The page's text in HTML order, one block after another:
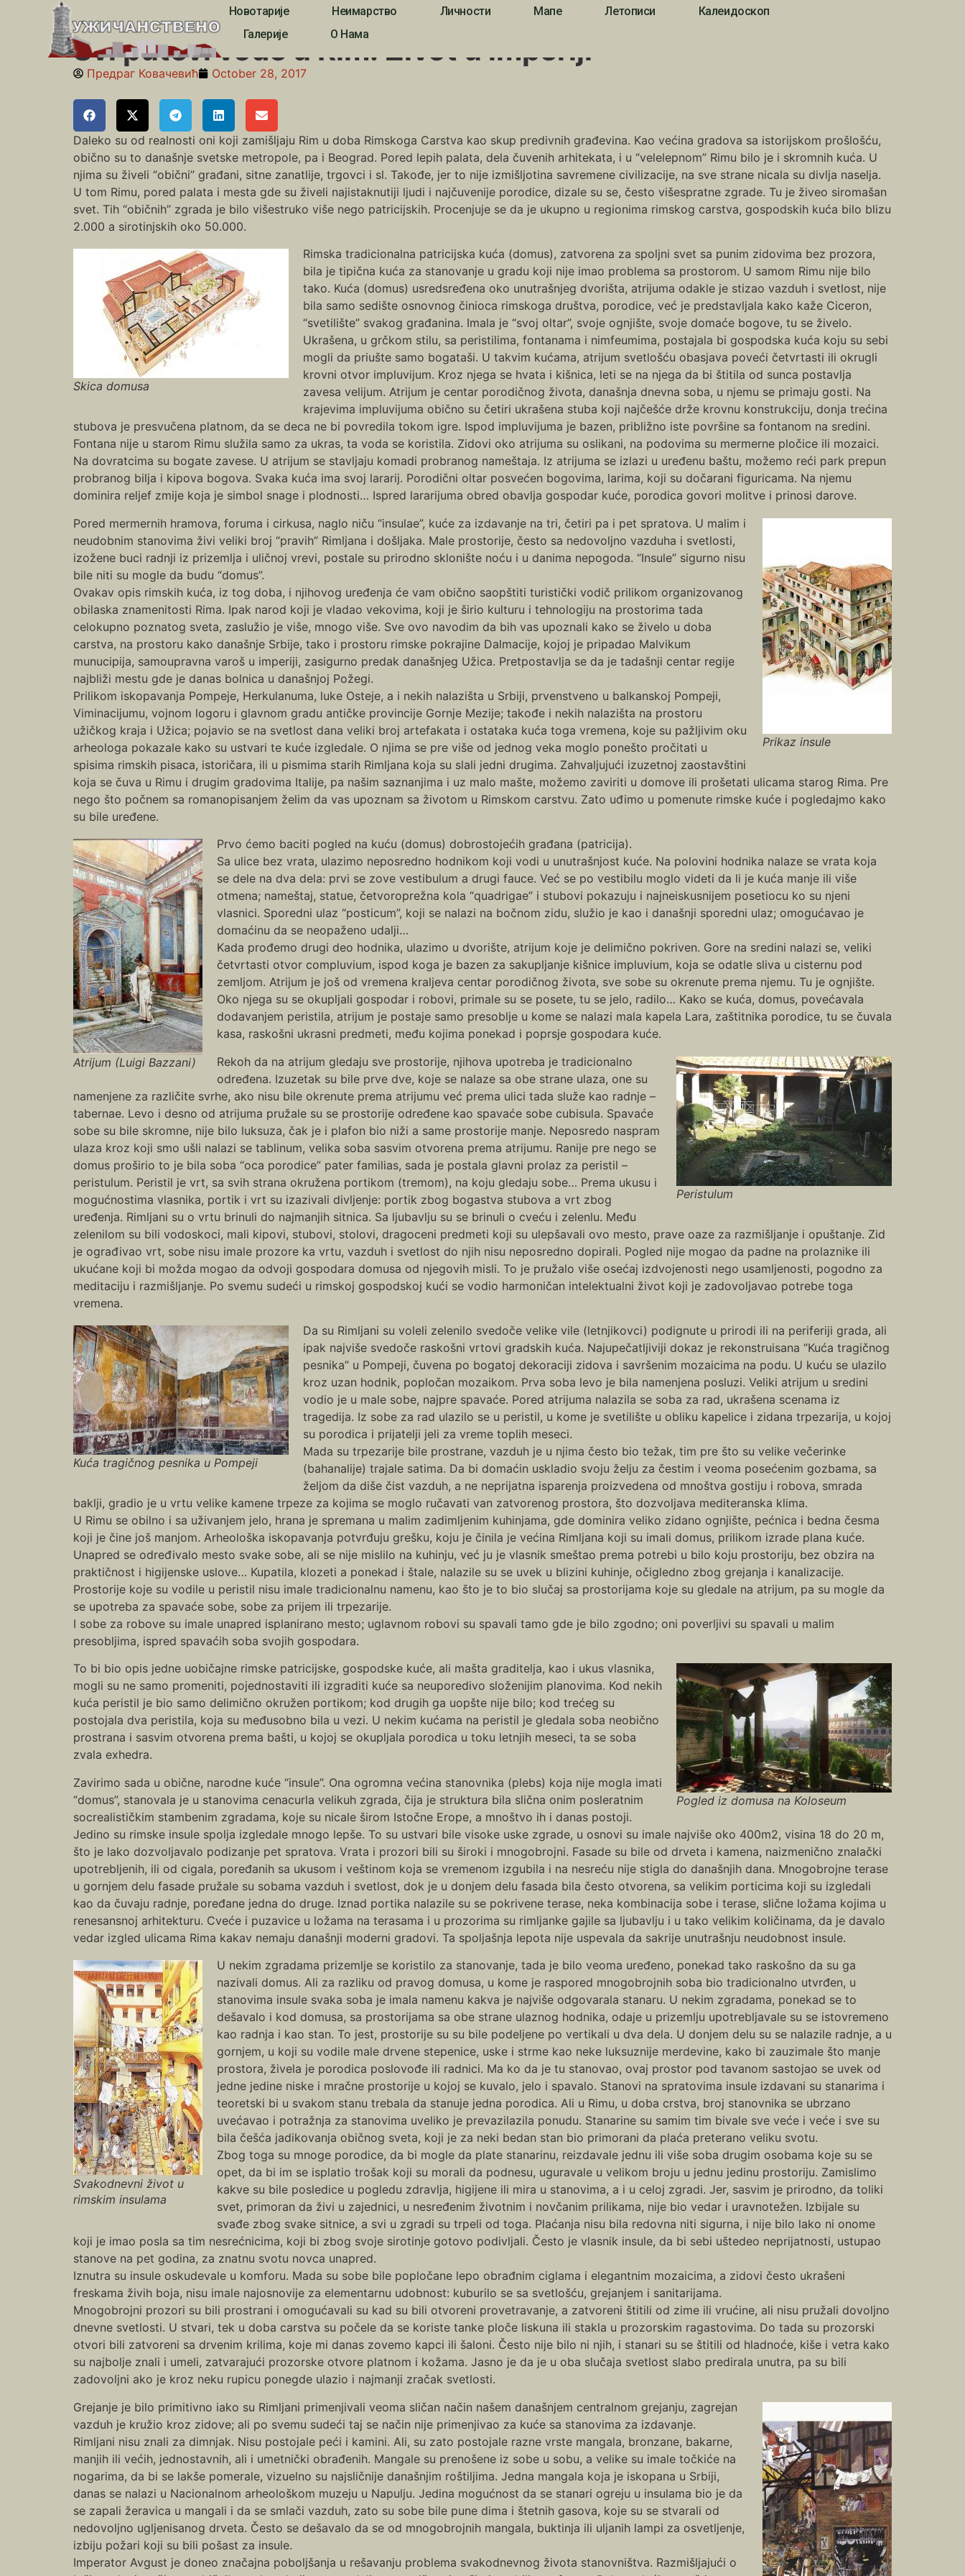
Новотарије Неимарство Личности Мапе Летописи
Калеидоскоп
Галерије
О Нама
Svi putevi vode u Rim: Život u imperiji
Svi putevi vode u Rim: Život u imperiji
Предраг Ковачевић October 28, 2017
Daleko su od realnosti oni koji zamišljaju Rim u doba Rimskoga Carstva kao skup predivnih građevina. Kao većina gradova sa istorijskom prošlošću,
obično su to današnje svetske metropole, pa i Beograd. Pored lepih palata, dela čuvenih arhitekata, i u “velelepnom” Rimu bilo je i skromnih kuća. U
njima su živeli “obični” građani, sitne zanatlije, trgovci i sl. Takođe, jer to nije izmišljotina savremene civilizacije, na sve strane nicala su divlja naselja.
U tom Rimu, pored palata i mesta gde su živeli najistaknutiji ljudi i najčuvenije porodice, dizale su se, često višespratne zgrade. Tu je živeo siromašan
svet. Tih “običnih” zgrada je bilo višestruko više nego patricijskih. Procenjuje se da je ukupno u regionima rimskog carstva, gospodskih kuća bilo blizu
2.000 a sirotinjskih oko 50.000.
Skica domusa
Rimska tradicionalna patricijska kuća (domus), zatvorena za spoljni svet sa punim zidovima bez prozora,
bila je tipična kuća za stanovanje u gradu koji nije imao problema sa prostorom. U samom Rimu nije bilo
tako. Kuća (domus) usredsređena oko unutrašnjeg dvorišta, atrijuma odakle je stizao vazduh i svetlost, nije
bila samo sedište osnovnog činioca rimskoga društva, porodice, već je predstavljala kako kaže Ciceron,
“svetilište” svakog građanina. Imala je “svoj oltar”, svoje ognjište, svoje domaće bogove, tu se živelo.
Ukrašena, u grčkom stilu, sa peristilima, fontanama i nimfeumima, postajala bi gospodska kuća koju su sebi
mogli da priušte samo bogataši. U takvim kućama, atrijum svetlošću obasjava poveći četvrtasti ili okrugli
krovni otvor impluvijum. Kroz njega se hvata i kišnica, leti se na njega da bi štitila od sunca postavlja
zavesa velijum. Atrijum je centar porodičnog života, današnja dnevna soba, u njemu se primaju gosti. Na
krajevima impluvijuma obično su četiri ukrašena stuba koji najčešće drže krovnu konstrukciju, donja trećina
stubova je presvučena platnom, da se deca ne bi povredila tokom igre. Ispod impluvijuma je bazen, približno iste površine sa fontanom na sredini.
Fontana nije u starom Rimu služila samo za ukras, ta voda se koristila. Zidovi oko atrijuma su oslikani, na podovima su mermerne pločice ili mozaici.
Na dovratcima su bogate zavese. U atrijum se stavljaju komadi probranog nameštaja. Iz atrijuma se izlazi u uređenu baštu, možemo reći park prepun
probranog bilja i kipova bogova. Svaka kuća ima svoj lararij. Porodični oltar posvećen bogovima, larima, koji su dočarani figuricama. Na njemu
dominira reljef zmije koja je simbol snage i plodnosti… Ispred lararijuma obred obavlja gospodar kuće, porodica govori molitve i prinosi darove.
Prikaz insule
Pored mermernih hramova, foruma i cirkusa, naglo niču “insulae”, kuće za izdavanje na tri, četiri pa i pet spratova. U malim i
neudobnim stanovima živi veliki broj “pravih” Rimljana i došljaka. Male prostorije, često sa nedovoljno vazduha i svetlosti,
izožene buci radnji iz prizemlja i uličnoj vrevi, postale su prirodno sklonište noću i u danima nepogoda. “Insule” sigurno nisu
bile niti su mogle da budu “domus”.
Ovakav opis rimskih kuća, iz tog doba, i njihovog uređenja će vam obično saopštiti turistički vodič prilikom organizovanog
obilaska znamenitosti Rima. Ipak narod koji je vladao vekovima, koji je širio kulturu i tehnologiju na prostorima tada
celokupno poznatog sveta, zaslužio je više, mnogo više. Sve ovo navodim da bih vas upoznali kako se živelo u doba
carstva, na prostoru kako današnje Srbije, tako i prostoru rimske pokrajine Dalmacije, kojoj je pripadao Malvikum
munucipija, samoupravna varoš u imperiji, zasigurno predak današnjeg Užica. Pretpostavlja se da je tadašnji centar regije
najbliži mestu gde je danas bolnica u današnjoj Požegi.
Prilikom iskopavanja Pompeje, Herkulanuma, luke Osteje, a i nekih nalazišta u Srbiji, prvenstveno u balkanskoj Pompeji,
Viminacijumu, vojnom logoru i glavnom gradu antičke provincije Gornje Mezije; takođe i nekih nalazišta na prostoru
užičkog kraja i Užica; pojavio se na svetlost dana veliki broj artefakata i ostataka kuća toga vremena, koje su pažljivim oku
arheologa pokazale kako su ustvari te kuće izgledale. O njima se pre više od jednog veka moglo ponešto pročitati u
spisima rimskih pisaca, istoričara, ili u pismima starih Rimljana koja su slali jedni drugima. Zahvaljujući izuzetnoj zaostavštini
koja se čuva u Rimu i drugim gradovima Italije, pa našim saznanjima i uz malo mašte, možemo zaviriti u domove ili prošetati ulicama starog Rima. Pre
nego što počnem sa romanopisanjem želim da vas upoznam sa životom u Rimskom carstvu. Zato uđimo u pomenute rimske kuće i pogledajmo kako
su bile uređene.
Atrijum (Luigi Bazzani)
Prvo ćemo baciti pogled na kuću (domus) dobrostojećih građana (patricija).
Sa ulice bez vrata, ulazimo neposredno hodnikom koji vodi u unutrašnjost kuće. Na polovini hodnika nalaze se vrata koja
se dele na dva dela: prvi se zove vestibulum a drugi fauce. Već se po vestibilu moglo videti da li je kuća manje ili više
otmena; nameštaj, statue, četvoroprežna kola “quadrigae” i stubovi pokazuju i najneiskusnijem posetiocu ko su njeni
vlasnici. Sporedni ulaz “posticum”, koji se nalazi na bočnom zidu, služio je kao i današnji sporedni ulaz; omogućavao je
domaćinu da se neopaženo udalji…
Kada prođemo drugi deo hodnika, ulazimo u dvorište, atrijum koje je delimično pokriven. Gore na sredini nalazi se, veliki
četvrtasti otvor compluvium, ispod koga je bazen za sakupljanje kišnice impluvium, koja se odatle sliva u cisternu pod
zemljom. Atrijum je još od vremena kraljeva centar porodičnog života, sve sobe su okrenute prema njemu. Tu je ognjište.
Oko njega su se okupljali gospodar i robovi, primale su se posete, tu se jelo, radilo… Kako se kuća, domus, povećavala
dodavanjem peristila, atrijum je postaje samo presoblje u kome se nalazi mala kapela Lara, zaštitnika porodice, tu se čuvala
kasa, raskošni ukrasni predmeti, među kojima ponekad i poprsje gospodara kuće.
Peristulum
Rekoh da na atrijum gledaju sve prostorije, njihova upotreba je tradicionalno
određena. Izuzetak su bile prve dve, koje se nalaze sa obe strane ulaza, one su
namenjene za različite svrhe, ako nisu bile okrenute prema atrijumu već prema ulici tada služe kao radnje –
tabernae. Levo i desno od atrijuma pružale su se prostorije određene kao spavaće sobe cubisula. Spavaće
sobe su bile skromne, nije bilo luksuza, čak je i plafon bio niži a same prostorije manje. Neposredo naspram
ulaza kroz koji smo ušli nalazi se tablinum, velika soba sasvim otvorena prema atrijumu. Ranije pre nego se
domus proširio to je bila soba “oca porodice” pater familias, sada je postala glavni prolaz za peristil –
peristulum. Peristil je vrt, sa svih strana okružena portikom (tremom), na koju gledaju sobe… Prema ukusu i
mogućnostima vlasnika, portik i vrt su izazivali divljenje: portik zbog bogastva stubova a vrt zbog
uređenja. Rimljani su o vrtu brinuli do najmanjih sitnica. Sa ljubavlju su se brinuli o cveću i zelenlu. Među
zelenilom su bili vodoskoci, mali kipovi, stubovi, stolovi, dragoceni predmeti koji su ulepšavali ovo mesto, prave oaze za razmišljanje i opuštanje. Zid
je ograđivao vrt, sobe nisu imale prozore ka vrtu, vazduh i svetlost do njih nisu neposredno dopirali. Pogled nije mogao da padne na prolaznike ili
ukućane koji bi možda mogao da odvoji gospodara domusa od njegovih misli. To je pružalo više osećaj izdvojenosti nego usamljenosti, pogodno za
meditaciju i razmišljanje. Po svemu sudeći u rimskoj gospodskoj kući se vodio harmoničan intelektualni život koji je zadovoljavao potrebe toga
vremena.
Kuća tragičnog pesnika u Pompeji
Da su Rimljani su voleli zelenilo svedoče velike vile (letnjikovci) podignute u prirodi ili na periferiji grada, ali
ipak najviše svedoče raskošni vrtovi gradskih kuća. Najupečatljiviji dokaz je rekonstruisana “Kuća tragičnog
pesnika” u Pompeji, čuvena po bogatoj dekoraciji zidova i savršenim mozaicima na podu. U kuću se ulazilo
kroz uzan hodnik, popločan mozaikom. Prva soba levo je bila namenjena posluzi. Veliki atrijum u sredini
vodio je u male sobe, najpre spavaće. Pored atrijuma nalazila se soba za rad, ukrašena scenama iz
tragedija. Iz sobe za rad ulazilo se u peristil, u kome je svetilište u obliku kapelice i zidana trpezarija, u kojoj
su porodica i prijatelji jeli za vreme toplih meseci.
Mada su trpezarije bile prostrane, vazduh je u njima često bio težak, tim pre što su velike večerinke
(bahanalije) trajale satima. Da bi domaćin uskladio svoju želju za čestim i veoma posećenim gozbama, sa
željom da diše čist vazduh, a ne neprijatna isparenja proizvedena od mnoštva gostiju i robova, smrada
baklji, gradio je u vrtu velike kamene trpeze za kojima se moglo ručavati van zatvorenog prostora, što dozvoljava mediteranska klima.
U Rimu se obilno i sa uživanjem jelo, hrana je spremana u malim zadimljenim kuhinjama, gde dominira veliko zidano ognjište, pećnica i bedna česma
koji je čine još manjom. Arheološka iskopavanja potvrđuju grešku, koju je činila je većina Rimljana koji su imali domus, prilikom izrade plana kuće.
Unapred se određivalo mesto svake sobe, ali se nije mislilo na kuhinju, već ju je vlasnik smeštao prema potrebi u bilo koju prostoriju, bez obzira na
praktičnost i higijenske uslove… Kupatila, klozeti a ponekad i štale, nalazile su se uvek u blizini kuhinje, očigledno zbog grejanja i kanalizacije.
Prostorije koje su vodile u peristil nisu imale tradicionalnu namenu, kao što je to bio slučaj sa prostorijama koje su gledale na atrijum, pa su mogle da
se upotreba za spavaće sobe, sobe za prijem ili trpezarije.
I sobe za robove su imale unapred isplanirano mesto; uglavnom robovi su spavali tamo gde je bilo zgodno; oni poverljivi su spavali u malim
presobljima, ispred spavaćih soba svojih gospodara.
Pogled iz domusa na Koloseum
To bi bio opis jedne uobičajne rimske patricijske, gospodske kuće, ali mašta graditelja, kao i ukus vlasnika,
mogli su ne samo promeniti, pojednostaviti ili izgraditi kuće sa neuporedivo složenijim planovima. Kod nekih
kuća peristil je bio samo delimično okružen portikom; kod drugih ga uopšte nije bilo; kod trećeg su
postojala dva peristila, koja su međusobno bila u vezi. U nekim kućama na peristil je gledala soba neobično
prostrana i sasvim otvorena prema bašti, u kojoj se okupljala porodica u toku letnjih meseci, ta se soba
zvala exhedra.
Zavirimo sada u obične, narodne kuće “insule”. Ona ogromna većina stanovnika (plebs) koja nije mogla imati
“domus”, stanovala je u stanovima cenacurla velikuh zgrada, čija je struktura bila slična onim posleratnim
socrealističkim stambenim zgradama, koje su nicale širom Istočne Erope, a mnoštvo ih i danas postoji.
Jedino su rimske insule spolja izgledale mnogo lepše. To su ustvari bile visoke uske zgrade, u osnovi su imale najviše oko 400m2, visina 18 do 20 m,
što je lako dozvoljavalo podizanje pet spratova. Vrata i prozori bili su široki i mnogobrojni. Fasade su bile od drveta i kamena, naizmenično znalački
upotrebljenih, ili od cigala, poređanih sa ukusom i veštinom koja se vremenom izgubila i na nesreću nije stigla do današnjih dana. Mnogobrojne terase
u gornjem delu fasade pružale su sobama vazduh i svetlost, dok je u donjem delu fasada bila često otvorena, sa velikim porticima koji su izgledali
kao da čuvaju radnje, poređane jedna do druge. Iznad portika nalazile su se pokrivene terase, neka kombinacija sobe i terase, slične ložama kojima u
renesansnoj arhitekturu. Cveće i puzavice u ložama na terasama i u prozorima su rimljanke gajile sa ljubavlju i u tako velikim količinama, da je davalo
vedar izgled ulicama Rima kakav nemaju današnji moderni gradovi. Ta spoljašnja lepota nije uspevala da sakrije unutrašnju neudobnost insule.
Svakodnevni život u
rimskim insulama
U nekim zgradama prizemlje se koristilo za stanovanje, tada je bilo veoma uređeno, ponekad tako raskošno da su ga
nazivali domus. Ali za razliku od pravog domusa, u kome je raspored mnogobrojnih soba bio tradicionalno utvrđen, u
stanovima insule svaka soba je imala namenu kakva je najviše odgovarala stanaru. U nekim zgradama, ponekad se to
dešavalo i kod domusa, sa prostorijama sa obe strane ulaznog hodnika, odaje u prizemlju upotrebljavale su se istovremeno
kao radnja i kao stan. To jest, prostorije su su bile podeljene po vertikali u dva dela. U donjem delu su se nalazile radnje, a u
gornjem, u koji su vodile male drvene stepenice, uske i strme kao neke luksuznije merdevine, kako bi zauzimale što manje
prostora, živela je porodica poslovođe ili radnici. Ma ko da je tu stanovao, ovaj prostor pod tavanom sastojao se uvek od
jedne jedine niske i mračne prostorije u kojoj se kuvalo, jelo i spavalo. Stanovi na spratovima insule izdavani su stanarima i
teoretski bi u svakom stanu trebala da stanuje jedna porodica. Ali u Rimu, u doba crstva, broj stanovnika se ubrzano
uvećavao i potražnja za stanovima uveliko je prevazilazila ponudu. Stanarine su samim tim bivale sve veće i veće i sve su
bila češća jadikovanja običnog sveta, koji je za neki bedan stan bio primorani da plaća preterano veliku svotu.
Zbog toga su mnoge porodice, da bi mogle da plate stanarinu, reizdavale jednu ili više soba drugim osobama koje su se
opet, da bi im se isplatio trošak koji su morali da podnesu, uguravale u velikom broju u jednu jedinu prostoriju. Zamislimo
kakve su bile posledice u pogledu zdravlja, higijene ili mira u stanovima, a i u celoj zgradi. Jer, sasvim je prirodno, da toliki
svet, primoran da živi u zajednici, u nesređenim životnim i novčanim prilikama, nije bio vedar i uravnotežen. Izbijale su
svađe zbog svake sitnice, a svi u zgradi su trpeli od toga. Plaćanja nisu bila redovna niti sigurna, i nije bilo lako ni onome
koji je imao posla sa tim nesrećnicima, koji bi zbog svoje sirotinje gotovo podivljali. Često je vlasnik insule, da bi sebi uštedeo neprijatnosti, ustupao
stanove na pet godina, za znatnu svotu novca unapred.
Iznutra su insule oskudevale u komforu. Mada su sobe bile popločane lepo obrađnim ciglama i elegantnim mozaicima, a zidovi često ukrašeni
freskama živih boja, nisu imale najosnovije za elementarnu udobnost: kuburilo se sa svetlošću, grejanjem i sanitarijama.
Mnogobrojni prozori su bili prostrani i omogućavali su kad su bili otvoreni provetravanje, a zatvoreni štitili od zime ili vrućine, ali nisu pružali dovoljno
dnevne svetlosti. U stvari, tek u doba carstva su počele da se koriste tanke ploče liskuna ili stakla u prozorskim ragastovima. Do tada su prozorski
otvori bili zatvoreni sa drvenim krilima, koje mi danas zovemo kapci ili šaloni. Često nije bilo ni njih, i stanari su se štitili od hladnoće, kiše i vetra kako
su najbolje znali i umeli, zatvarajući prozorske otvore platnom i kožama. Jasno je da je u oba slučaja svetlost slabo predirala unutra, pa su bili
zadovoljni ako je kroz neku rupicu ponegde ulazio i najmanji zračak svetlosti.
Grejanje je bilo primitivno iako su Rimljani primenjivali veoma sličan način našem današnjem centralnom grejanju, zagrejan
vazduh je kružio kroz zidove; ali po svemu sudeći taj se način nije primenjivao za kuće sa stanovima za izdavanje.
Rimljani nisu znali za dimnjak. Nisu postojale peći i kamini. Ali, su zato postojale razne vrste mangala, bronzane, bakarne,
manjih ili većih, jednostavnih, ali i umetnički obrađenih. Mangale su prenošene iz sobe u sobu, a velike su imale točkiće na
nogarima, da bi se lakše pomerale, vizuelno su najsličnije današnjim roštiljima. Jedna mangala koja je iskopana u Srbiji,
danas se nalazi u Nacionalnom arheološkom muzeju u Napulju. Jedina mogućnost da se stanari ogreju u insulama bio je da
se zapali žeravica u mangali i da se smlači vazduh, zato su sobe bile pune dima i štetnih gasova, koje su se stvarali od
nedovoljno ugljenisanog drveta. Često se dešavalo da se od mnogobrojnih mangala, buktinja ili uljanih lampi za osvetljenje,
izbiju požari koji su bili pošast za insule.
Imperator Avgust je doneo značajna poboljšanja u rešavanju problema svakodnevnog života stanovništva. Razmišljajući o